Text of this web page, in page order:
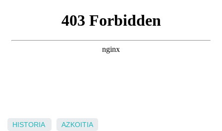
HISTORIA AZKOITIA